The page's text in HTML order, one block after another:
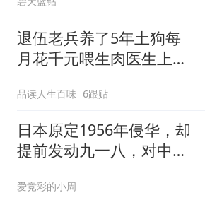
退伍老兵养了5年土狗每
月花千元喂生肉医生上门
品读人生百味 6跟贴
日本原定1956年侵华，却
提前发动九一八，对中国
爱竞彩的小周